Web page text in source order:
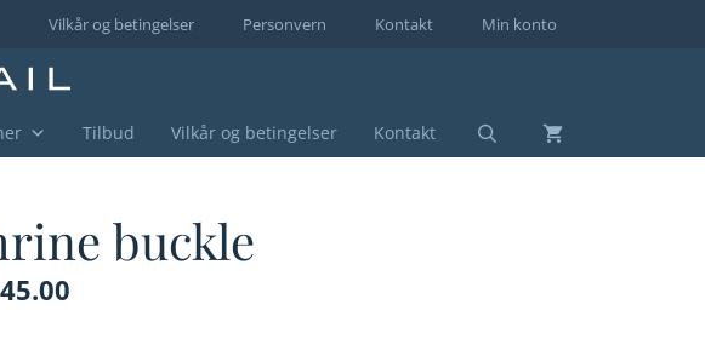
Min konto
Kontakt
Personvern
Vilkår og betingelser
Tilbud Vilkår og betingelser Kontakt
buckle